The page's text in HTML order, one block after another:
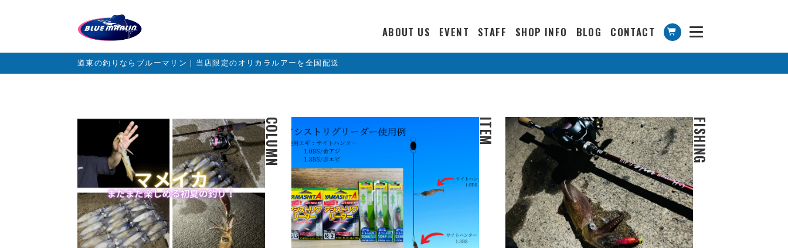
ABOUT US EVENT STAFF SHOP INFO BLOG CONTACT
道東の釣りならブルーマリン｜当店限定のオリカラルアーを全国配送
COLUMN ITEM FISHING